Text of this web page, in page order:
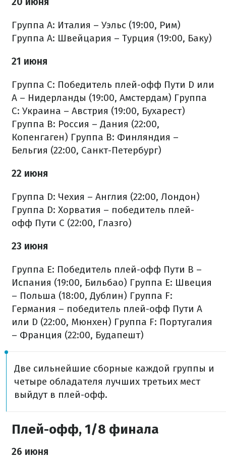
Группа A: Италия – Уэльс (19:00, Рим)
Группа A: Швейцария – Турция (19:00, Баку)
21 июня
Группа C: Победитель плей-офф Пути D или
A – Нидерланды (19:00, Амстердам) Группа
C: Украина – Австрия (19:00, Бухарест)
Группа B: Россия – Дания (22:00,
Копенгаген) Группа B: Финляндия –
Бельгия (22:00, Санкт-Петербург)
22 июня
Группа D: Чехия – Англия (22:00, Лондон)
Группа D: Хорватия – победитель плей-
офф Пути C (22:00, Глазго)
23 июня
Группа E: Победитель плей-офф Пути B –
Испания (19:00, Бильбао) Группа E: Швеция
– Польша (18:00, Дублин) Группа F:
Германия – победитель плей-офф Пути A
или D (22:00, Мюнхен) Группа F: Португалия
– Франция (22:00, Будапешт)
Две сильнейшие сборные каждой группы и
четыре обладателя лучших третьих мест
выйдут в плей-офф.
Плей-офф, 1/8 финала
26 июня